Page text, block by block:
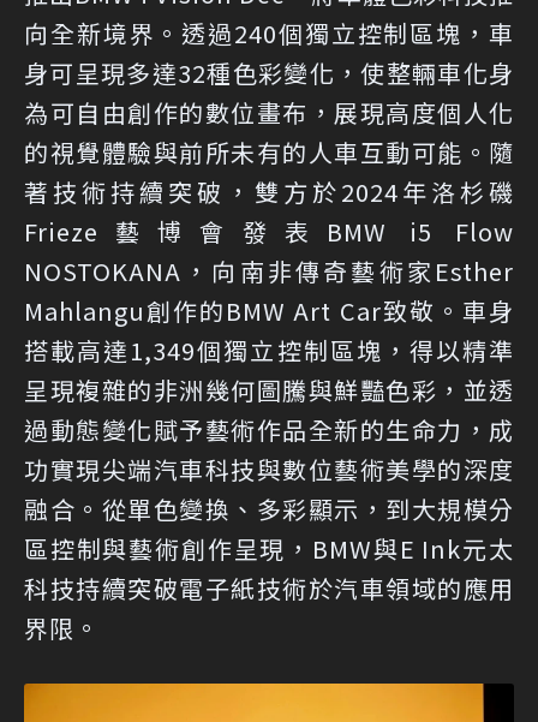
向全新境界。透過240個獨立控制區塊，車
身可呈現多達32種色彩變化，使整輛車化身
為可自由創作的數位畫布，展現高度個人化
的視覺體驗與前所未有的人車互動可能。隨
著技術持續突破，雙方於2024年洛杉磯
Frieze藝博會發表BMW i5 Flow
NOSTOKANA，向南非傳奇藝術家Esther
Mahlangu創作的BMW Art Car致敬。車身
搭載高達1,349個獨立控制區塊，得以精準
呈現複雜的非洲幾何圖騰與鮮豔色彩，並透
過動態變化賦予藝術作品全新的生命力，成
功實現尖端汽車科技與數位藝術美學的深度
融合。從單色變換、多彩顯示，到大規模分
區控制與藝術創作呈現，BMW與E Ink元太
科技持續突破電子紙技術於汽車領域的應用
界限。